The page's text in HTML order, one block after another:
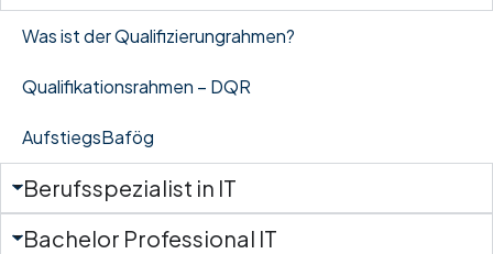
Was ist der Qualifizierungrahmen?
Qualifikationsrahmen – DQR
AufstiegsBafög
Berufsspezialist in IT
Bachelor Professional IT